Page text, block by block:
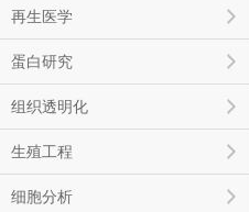
再生医学
蛋白研究
组织透明化
生殖工程
细胞分析